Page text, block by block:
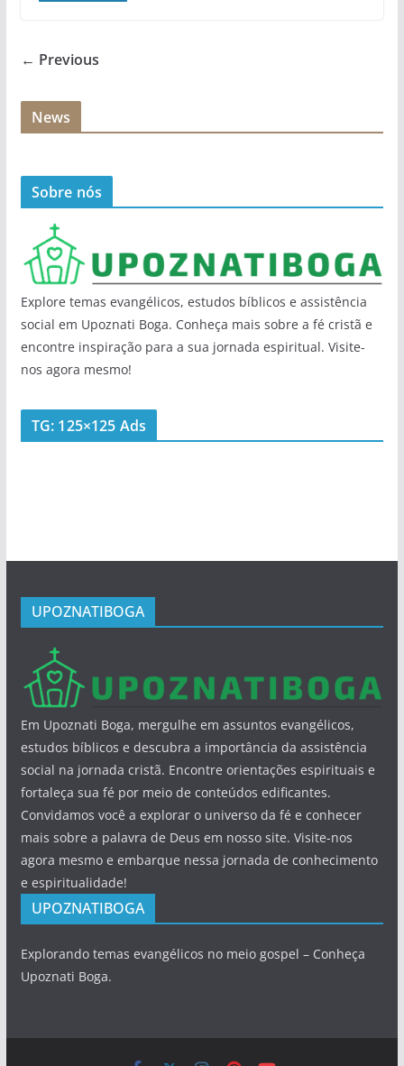
← Previous
News
Sobre nós
Explore temas evangélicos, estudos bíblicos e assistência
social em Upoznati Boga. Conheça mais sobre a fé cristã e
encontre inspiração para a sua jornada espiritual. Visite-
nos agora mesmo!
TG: 125×125 Ads
UPOZNATIBOGA
Em Upoznati Boga, mergulhe em assuntos evangélicos,
estudos bíblicos e descubra a importância da assistência
social na jornada cristã. Encontre orientações espirituais e
fortaleça sua fé por meio de conteúdos edificantes.
Convidamos você a explorar o universo da fé e conhecer
mais sobre a palavra de Deus em nosso site. Visite-nos
agora mesmo e embarque nessa jornada de conhecimento
e espiritualidade!
UPOZNATIBOGA
Explorando temas evangélicos no meio gospel – Conheça
Upoznati Boga.